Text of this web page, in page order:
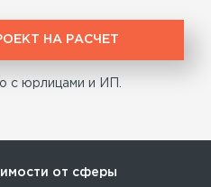
НА РАСЧЕТ
с юрлицами и ИП.
от сферы